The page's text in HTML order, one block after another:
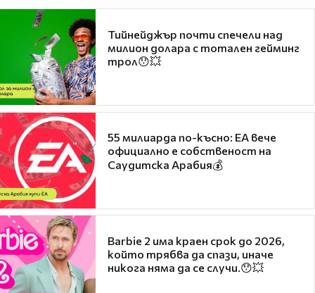
Тийнейджър почти спечели над
милион долара с тотален гейминг
трол😯💥
55 милиарда по-късно: EA вече
официално е собственост на
Саудитска Арабия💰
Barbie 2 има краен срок до 2026,
който трябва да спази, иначе
никога няма да се случи.😯💥